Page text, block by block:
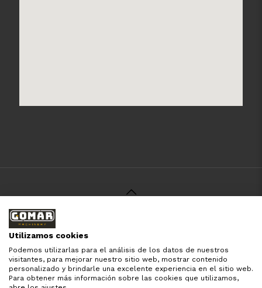
© 2021 Gomar Machinery -
Privacidad
Todas las marcas aquí mencionadas son de simple
referencia, es solo para especificar los productos que
comercializamos y el servicio que brindamos. Nuestra
empresa respeta todos los derechos de marca reservados
Utilizamos cookies
Podemos utilizarlas para el análisis de los datos de nuestros
visitantes, para mejorar nuestro sitio web, mostrar contenido
personalizado y brindarle una excelente experiencia en el sitio web.
Para obtener más información sobre las cookies que utilizamos,